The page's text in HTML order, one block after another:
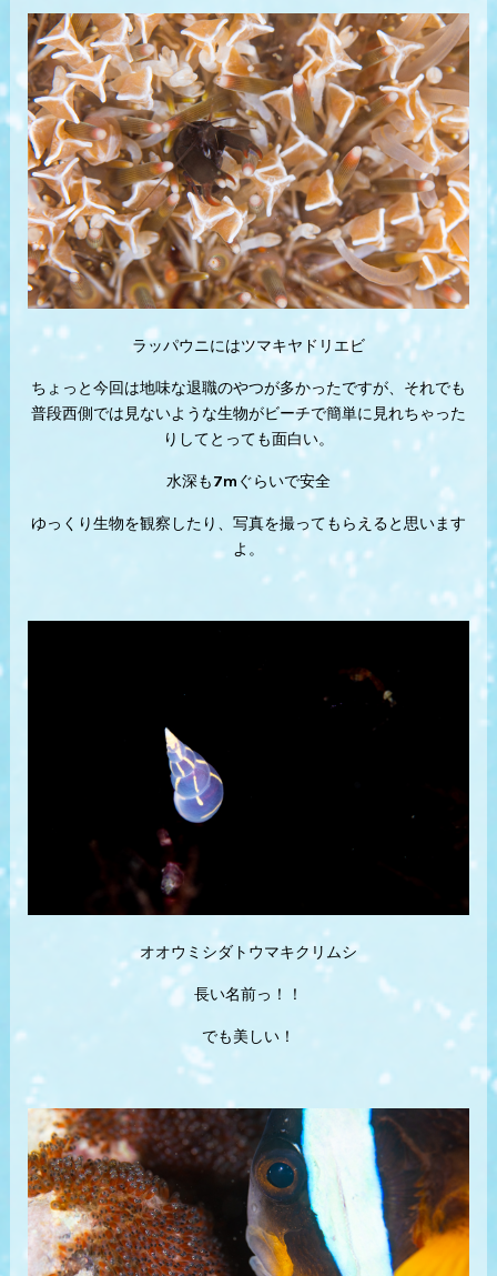
ラッパウニにはツマキヤドリエビ
ちょっと今回は地味な退職のやつが多かったですが、それでも
普段西側では見ないような生物がビーチで簡単に見れちゃった
りしてとっても面白い。
水深も7mぐらいで安全
ゆっくり生物を観察したり、写真を撮ってもらえると思います
よ。
オオウミシダトウマキクリムシ
長い名前っ！！
でも美しい！